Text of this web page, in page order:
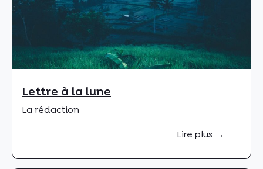
Lettre à la lune
La rédaction
Lire plus →